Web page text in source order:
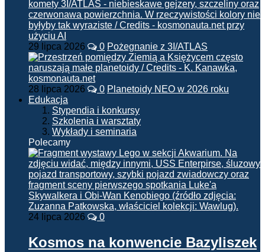
29 lipca 2026 0 Pożegnanie z 3I/ATLAS
28 lipca 2026 0 Planetoidy NEO w 2026 roku
Edukacja
Stypendia i konkursy
Szkolenia i warsztaty
Wykłady i seminaria
Polecamy
24 lipca 2026 0
Kosmos na konwencie Bazyliszek